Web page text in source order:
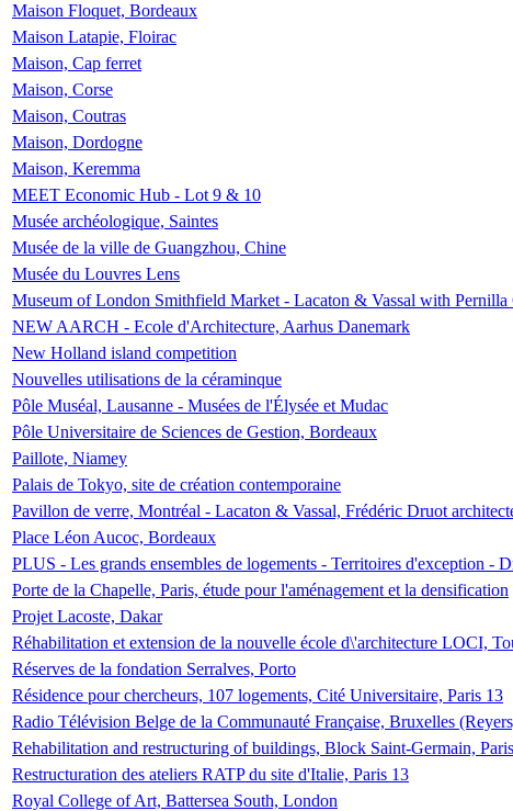
Maison Floquet, Bordeaux
Maison Latapie, Floirac
Maison, Cap ferret
Maison, Corse
Maison, Coutras
Maison, Dordogne
Maison, Keremma
MEET Economic Hub - Lot 9 & 10
Musée archéologique, Saintes
Musée de la ville de Guangzhou, Chine
Musée du Louvres Lens
Museum of London Smithfield Market - Lacaton & Vassal with Pernilla
NEW AARCH - Ecole d'Architecture, Aarhus Danemark
New Holland island competition
Nouvelles utilisations de la céraminque
Pôle Muséal, Lausanne - Musées de l'Élysée et Mudac
Pôle Universitaire de Sciences de Gestion, Bordeaux
Paillote, Niamey
Palais de Tokyo, site de création contemporaine
Pavillon de verre, Montréal - Lacaton & Vassal, Frédéric Druot
Place Léon Aucoc, Bordeaux
PLUS - Les grands ensembles de logements - Territoires d'exception -
Porte de la Chapelle, Paris, étude pour l'aménagement et la densification
Projet Lacoste, Dakar
Réhabilitation et extension de la nouvelle école d\'architecture LOCI,
Réserves de la fondation Serralves, Porto
Résidence pour chercheurs, 107 logements, Cité Universitaire, Paris 13
Radio Télévision Belge de la Communauté Française, Bruxelles
Rehabilitation and restructuring of buildings, Block Saint-Germain, Paris
Restructuration des ateliers RATP du site d'Italie, Paris 13
Royal College of Art, Battersea South, London